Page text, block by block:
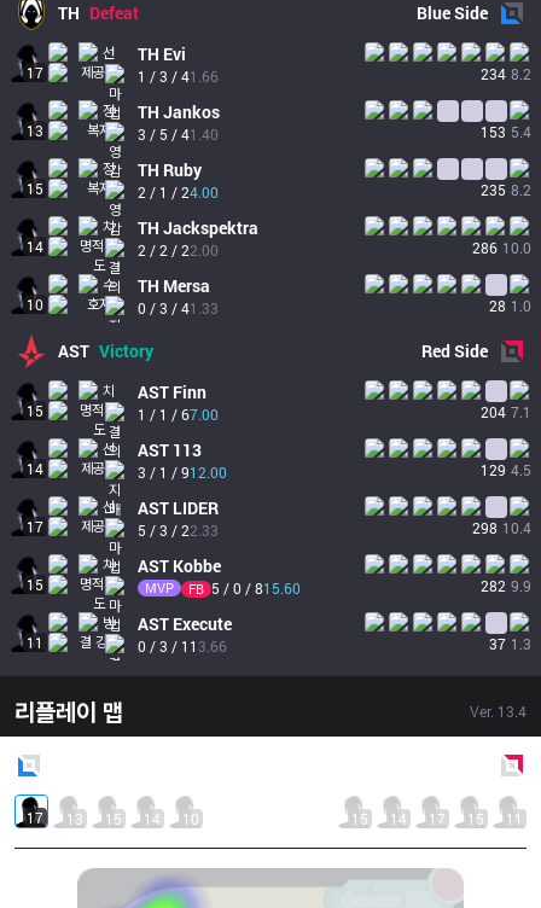
TH Defeat BlueSide
17
TH Evi
1 / 3 / 41.66 234 8.2
13
TH Jankos
3 / 5 / 41.40 153 5.4
15
TH Ruby
2 / 1 / 24.00 235 8.2
14
TH Jackspektra
2 / 2 / 22.00 286 10.0
10
TH Mersa
0 / 3 / 41.33 28 1.0
AST Victory RedSide
15
AST Finn
1 / 1 / 67.00 204 7.1
14
AST 113
3 / 1 / 912.00 129 4.5
17
AST LIDER
5 / 3 / 22.33 298 10.4
15
AST Kobbe
MVP FB 5 / 0 / 815.60 282 9.9
11
AST Execute
0 / 3 / 11 3.66 37 1.3
리플레이 맵 Ver. 13.4
17 13 15 14 10 15 14 17 15 11